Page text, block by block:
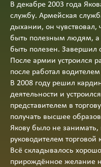
В декабре 2003 года
службу. Армейская
дыхании, он чувствовал,
быть полезным людям, а
быть полезен. Завершил
После армии устроился
после работал водителем
В 2008 году решил
деятельности и
представителем в
получать высшее
Якову было не занимать,
руководителем торговой
Всё складывалось
прирождённое желание